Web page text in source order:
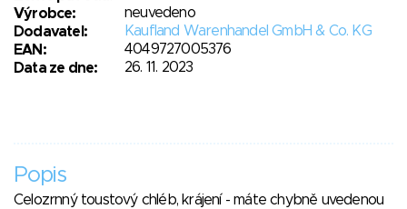
Výrobce:
neuvedeno
Dodavatel:
Kaufland Warenhandel GmbH & Co. KG
EAN:
4049727005376
Data ze dne:
26. 11. 2023
Popis
Celozrnný toustový chléb, krájení - máte chybně uvedenou